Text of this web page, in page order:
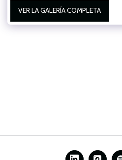
VER LA GALERÍA COMPLETA